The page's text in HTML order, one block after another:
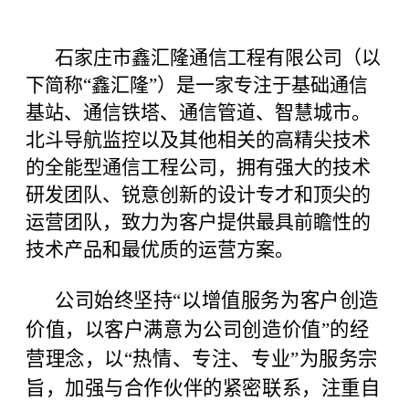
石家庄市鑫汇隆通信工程有限公司（以
下简称“鑫汇隆”）是一家专注于基础通信
基站、通信铁塔、通信管道、智慧城市。
北斗导航监控以及其他相关的高精尖技术
的全能型通信工程公司，拥有强大的技术
研发团队、锐意创新的设计专才和顶尖的
运营团队，致力为客户提供最具前瞻性的
技术产品和最优质的运营方案。
公司始终坚持“以增值服务为客户创造
价值，以客户满意为公司创造价值”的经
营理念，以“热情、专注、专业”为服务宗
旨，加强与合作伙伴的紧密联系，注重自